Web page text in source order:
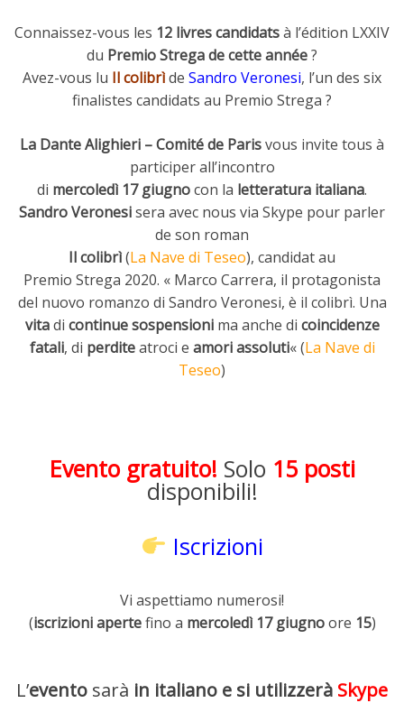
Connaissez-vous les 12 livres candidatsà l’édition LXXIV
du Premio Strega de cette année?
Avez-vous lu Ilcolibrìde Sandro Veronesi, l’un des six
finalistes candidats au Premio Strega ?
La Dante Alighieri – Comité de Parisvous invite tous à
participer all’incontro
di mercoledì 17 giugnocon la letteratura italiana.
Sandro Veronesisera avec nous via Skype pour parler
de son roman
Ilcolibrì(La Nave di Teseo), candidat au
Premio Strega 2020. « Marco Carrera, il protagonista
del nuovo romanzo di Sandro Veronesi, è il colibrì. Una
vitadi continue sospensionima anche di coincidenze
fatali, di perditeatroci e amori assoluti« (La Nave di
Teseo)
Evento gratuito! Solo 15 posti
disponibili!
Iscrizioni
Vi aspettiamo numerosi!
(iscrizioni apertefino a mercoledì 17 giugnoore 15)
L’evento sarà in italiano e si utilizzerà Skype